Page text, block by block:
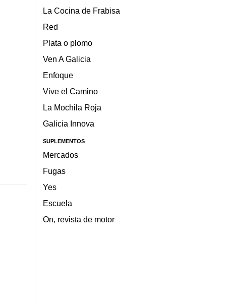
La Cocina de Frabisa
Red
Plata o plomo
Ven A Galicia
Enfoque
Vive el Camino
La Mochila Roja
Galicia Innova
SUPLEMENTOS
Mercados
Fugas
Yes
Escuela
On, revista de motor